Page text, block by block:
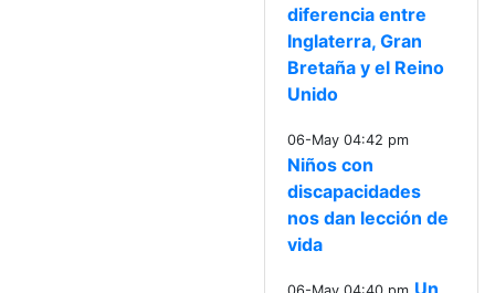
diferencia entre
Inglaterra, Gran
Bretaña y el Reino
Unido
06-May 04:42 pm
Niños con
discapacidades
nos dan lección de
vida
Un